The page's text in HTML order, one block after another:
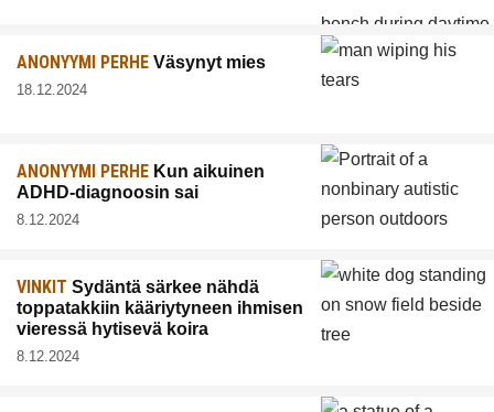
ANONYYMI PERHE Väsynyt mies
18.12.2024
ANONYYMI PERHE Kun aikuinen
ADHD-diagnoosin sai
8.12.2024
VINKIT Sydäntä särkee nähdä
toppatakkiin kääriytyneen ihmisen
vieressä hytisevä koira
8.12.2024